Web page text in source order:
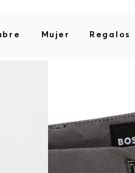
Mujer Regalos